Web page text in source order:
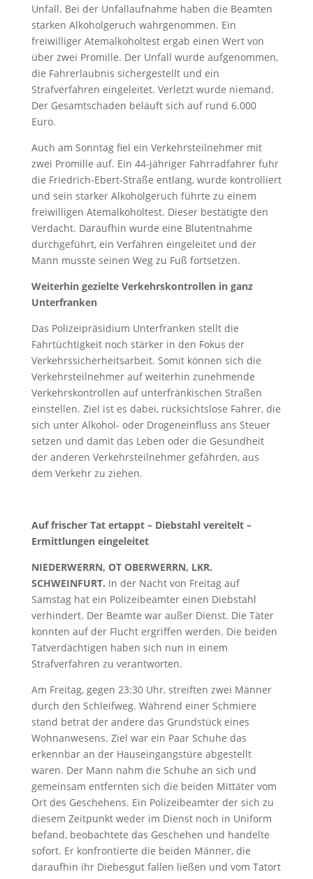
Unfall. Bei der Unfallaufnahme haben die Beamten
starken Alkoholgeruch wahrgenommen. Ein
freiwilliger Atemalkoholtest ergab einen Wert von
über zwei Promille. Der Unfall wurde aufgenommen,
die Fahrerlaubnis sichergestellt und ein
Strafverfahren eingeleitet. Verletzt wurde niemand.
Der Gesamtschaden beläuft sich auf rund 6.000
Euro.
Auch am Sonntag fiel ein Verkehrsteilnehmer mit
zwei Promille auf. Ein 44-jähriger Fahrradfahrer fuhr
die Friedrich-Ebert-Straße entlang, wurde kontrolliert
und sein starker Alkoholgeruch führte zu einem
freiwilligen Atemalkoholtest. Dieser bestätigte den
Verdacht. Daraufhin wurde eine Blutentnahme
durchgeführt, ein Verfahren eingeleitet und der
Mann musste seinen Weg zu Fuß fortsetzen.
Weiterhin gezielte Verkehrskontrollen in ganz
Unterfranken
Das Polizeipräsidium Unterfranken stellt die
Fahrtüchtigkeit noch stärker in den Fokus der
Verkehrssicherheitsarbeit. Somit können sich die
Verkehrsteilnehmer auf weiterhin zunehmende
Verkehrskontrollen auf unterfränkischen Straßen
einstellen. Ziel ist es dabei, rücksichtslose Fahrer, die
sich unter Alkohol- oder Drogeneinfluss ans Steuer
setzen und damit das Leben oder die Gesundheit
der anderen Verkehrsteilnehmer gefährden, aus
dem Verkehr zu ziehen.
Auf frischer Tat ertappt – Diebstahl vereitelt –
Ermittlungen eingeleitet
NIEDERWERRN, OT OBERWERRN, LKR.
SCHWEINFURT. In der Nacht von Freitag auf
Samstag hat ein Polizeibeamter einen Diebstahl
verhindert. Der Beamte war außer Dienst. Die Täter
konnten auf der Flucht ergriffen werden. Die beiden
Tatverdächtigen haben sich nun in einem
Strafverfahren zu verantworten.
Am Freitag, gegen 23:30 Uhr, streiften zwei Männer
durch den Schleifweg. Während einer Schmiere
stand betrat der andere das Grundstück eines
Wohnanwesens. Ziel war ein Paar Schuhe das
erkennbar an der Hauseingangstüre abgestellt
waren. Der Mann nahm die Schuhe an sich und
gemeinsam entfernten sich die beiden Mittäter vom
Ort des Geschehens. Ein Polizeibeamter der sich zu
diesem Zeitpunkt weder im Dienst noch in Uniform
befand, beobachtete das Geschehen und handelte
sofort. Er konfrontierte die beiden Männer, die
daraufhin ihr Diebesgut fallen ließen und vom Tatort